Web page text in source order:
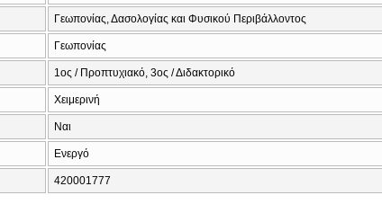
Γεωπονίας, Δασολογίας και Φυσικού Περιβάλλοντος
Γεωπονίας
1ος / Προπτυχιακό, 3ος / Διδακτορικό
Χειμερινή
Ναι
Ενεργό
420001777